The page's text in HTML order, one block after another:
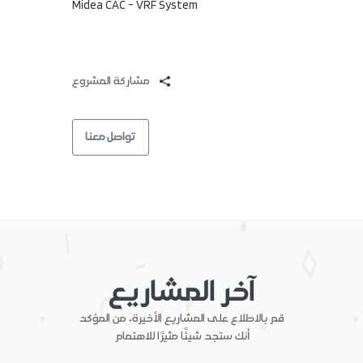
Midea CAC - VRF System
تواصل معنا
آخر المشاريع
قم بالاطلاع على المشاريع الأخيرة، من المؤكد
أنك ستجد شيئًا مثيرًا للاهتمام.